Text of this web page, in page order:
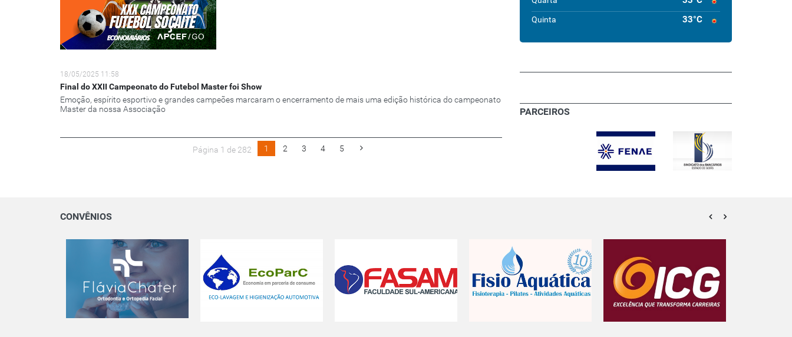
18/05/2025 11:58
Final do XXII Campeonato do Futebol Master foi Show
Emoção, espírito esportivo e grandes campeões marcaram o encerramento de mais uma edição histórica do campeonato
Master da nossa Associação
Página 1 de 282 1 2 3 4 5
Quinta 33°C
PARCEIROS
CONVÊNIOS